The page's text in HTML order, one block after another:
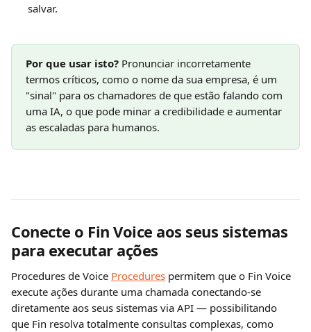
salvar.
Por que usar isto? Pronunciar incorretamente
termos críticos, como o nome da sua empresa, é um
"sinal" para os chamadores de que estão falando com
uma IA, o que pode minar a credibilidade e aumentar
as escaladas para humanos.
Conecte o Fin Voice aos seus sistemas
para executar ações
Procedures de Voice Procedures permitem que o Fin Voice
execute ações durante uma chamada conectando-se
diretamente aos seus sistemas via API — possibilitando
que Fin resolva totalmente consultas complexas, como